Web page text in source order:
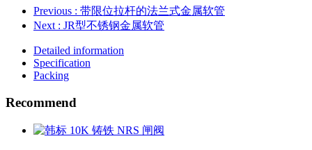
Previous : 带限位拉杆的法兰式金属软管
Next : JR型不锈钢金属软管
Detailed information
Specification
Packing
Recommend